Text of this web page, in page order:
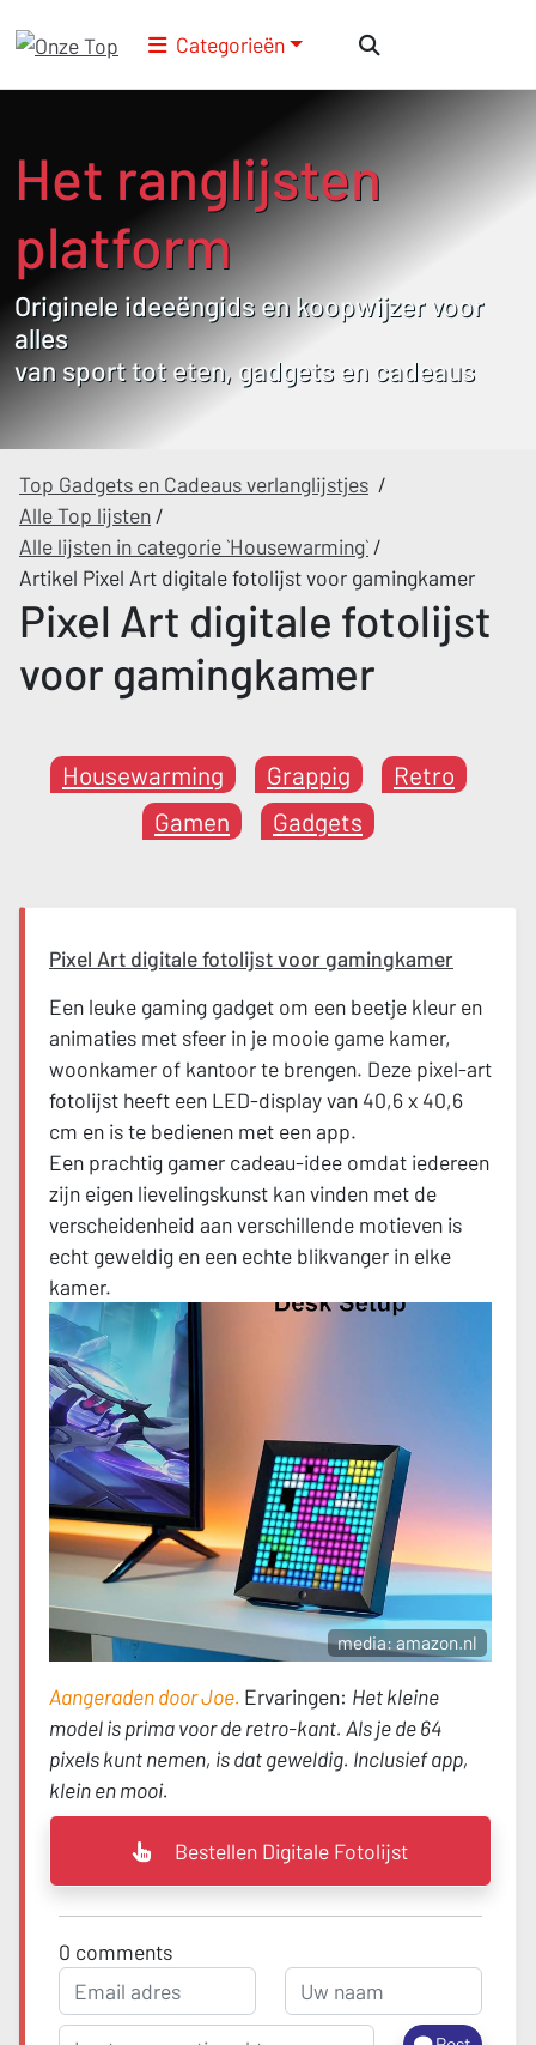
Categorieën
Het ranglijsten
platform
Originele ideeëngids en koopwijzer voor
alles
van sport tot eten, gadgets en cadeaus
Top Gadgets en Cadeaus verlanglijstjes /
Alle Top lijsten /
Alle lijsten in categorie `Housewarming` /
Artikel Pixel Art digitale fotolijst voor gamingkamer
Pixel Art digitale fotolijst
voor gamingkamer
Housewarming Grappig
Retro
Gamen
Gadgets
Pixel Art digitale fotolijst voor gamingkamer
Een leuke gaming gadget om een beetje kleur en
animaties met sfeer in je mooie game kamer,
woonkamer of kantoor te brengen. Deze pixel-art
fotolijst heeft een LED-display van 40,6 x 40,6
cm en is te bedienen met een app.
Een prachtig gamer cadeau-idee omdat iedereen
zijn eigen lievelingskunst kan vinden met de
verscheidenheid aan verschillende motieven is
echt geweldig en een echte blikvanger in elke
kamer.
media: amazon.nl
Aangeraden door Joe. Ervaringen: Het kleine
model is prima voor de retro-kant. Als je de 64
pixels kunt nemen, is dat geweldig. Inclusief app,
klein en mooi.
Bestellen Digitale Fotolijst
0 comments